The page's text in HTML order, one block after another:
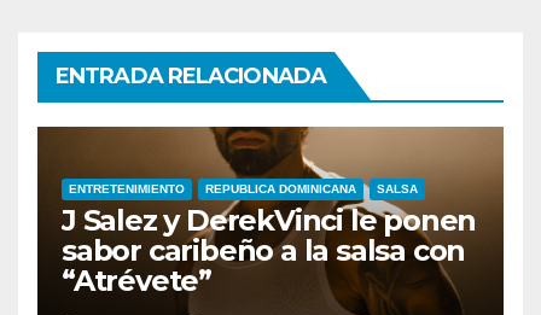
ENTRADA RELACIONADA
ENTRETENIMIENTO REPUBLICA DOMINICANA SALSA
J Salez y DerekVinci le ponen
sabor caribeño a la salsa con
“Atrévete”